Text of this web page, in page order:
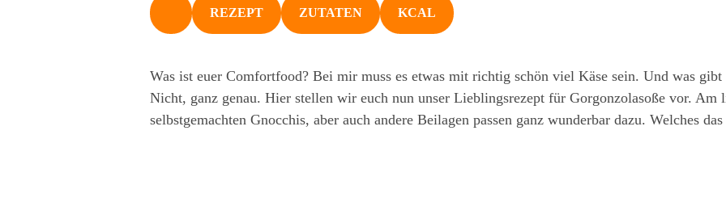
NACH OBEN
REZEPT ZUTATEN KCAL
Was ist euer Comfortfood? Bei mir muss es etwas mit richtig schön viel Käse sein. Und was gibt
Nicht, ganz genau. Hier stellen wir euch nun unser Lieblingsrezept für Gorgonzolasoße vor. Am
selbstgemachten Gnocchis, aber auch andere Beilagen passen ganz wunderbar dazu. Welches